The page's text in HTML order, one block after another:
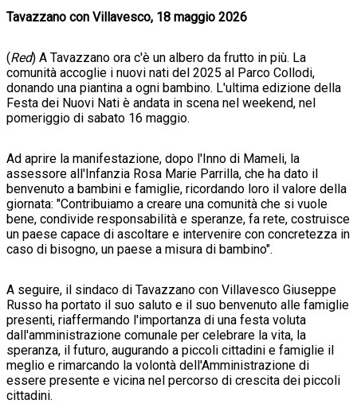
Tavazzano con Villavesco, 18 maggio 2026
(Red) A Tavazzano ora c'è un albero da frutto in più. La
comunità accoglie i nuovi nati del 2025 al Parco Collodi,
donando una piantina a ogni bambino. L'ultima edizione della
Festa dei Nuovi Nati è andata in scena nel weekend, nel
pomeriggio di sabato 16 maggio.
Ad aprire la manifestazione, dopo l'Inno di Mameli, la
assessore all'Infanzia Rosa Marie Parrilla, che ha dato il
benvenuto a bambini e famiglie, ricordando loro il valore della
giornata: "Contribuiamo a creare una comunità che si vuole
bene, condivide responsabilità e speranze, fa rete, costruisce
un paese capace di ascoltare e intervenire con concretezza in
caso di bisogno, un paese a misura di bambino".
A seguire, il sindaco di Tavazzano con Villavesco Giuseppe
Russo ha portato il suo saluto e il suo benvenuto alle famiglie
presenti, riaffermando l'importanza di una festa voluta
dall'amministrazione comunale per celebrare la vita, la
speranza, il futuro, augurando a piccoli cittadini e famiglie il
meglio e rimarcando la volontà dell'Amministrazione di
essere presente e vicina nel percorso di crescita dei piccoli
cittadini.